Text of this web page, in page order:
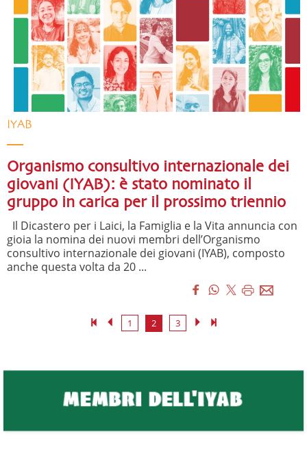
IYAB
Organismo consultivo internazionale dei
giovani (IYAB): è stato nominato il
gruppo in carica per il prossimo triennio
Il Dicastero per i Laici, la Famiglia e la Vita annuncia con
gioia la nomina dei nuovi membri dell’Organismo
consultivo internazionale dei giovani (IYAB), composto
anche questa volta da 20 ...
1 2 3